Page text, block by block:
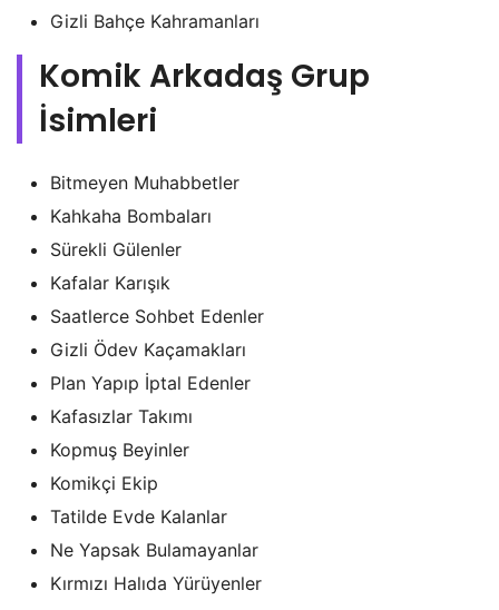
Gizli Bahçe Kahramanları
Komik Arkadaş Grup
İsimleri
Bitmeyen Muhabbetler
Kahkaha Bombaları
Sürekli Gülenler
Kafalar Karışık
Saatlerce Sohbet Edenler
Gizli Ödev Kaçamakları
Plan Yapıp İptal Edenler
Kafasızlar Takımı
Kopmuş Beyinler
Komikçi Ekip
Tatilde Evde Kalanlar
Ne Yapsak Bulamayanlar
Kırmızı Halıda Yürüyenler